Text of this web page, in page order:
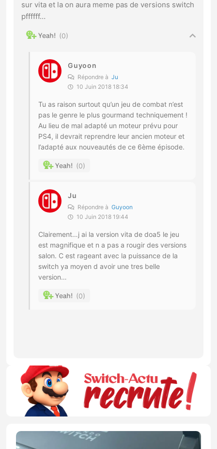
sur vita et la on aura meme pas de versions switch
pffffff…
0
Guyoon
Répondre àJu
10 Juin 2018 18:34
Tu as raison surtout qu’un jeu de combat n’est
pas le genre le plus gourmand techniquement !
Au lieu de mal adapté un moteur prévu pour
PS4, il devrait reprendre leur ancien moteur et
l’adapté aux nouveautés de ce 6ème épisode.
0
Ju
Répondre àGuyoon
10 Juin 2018 19:44
Clairement…j ai la version vita de doa5 le jeu
est magnifique et n a pas a rougir des versions
salon. C est rageant avec la puissance de la
switch ya moyen d avoir une tres belle
version…
0